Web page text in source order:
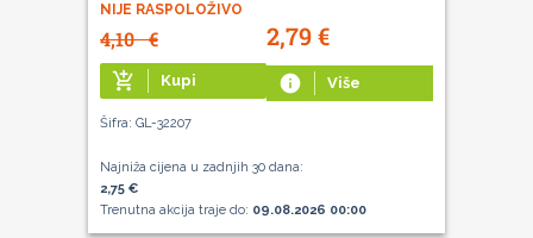
NIJE RASPOLOŽIVO
4,10€ 2,79€
add_shopping_cart Kupi info Više
Šifra: GL-32207
Najniža cijena u zadnjih 30 dana:
2,75 €
Trenutna akcija traje do: 09.08.2026 00:00